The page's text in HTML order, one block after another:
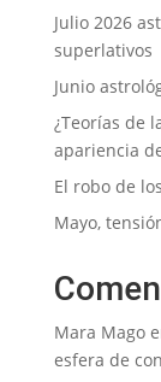
Julio 2026
superlativos
Junio
¿Teorías de
apariencia
El robo de
Mayo,
Mara Mago
esfera de